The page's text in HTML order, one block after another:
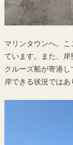
マリンタウンへ。
ています。また、
クルーズ船が寄港
岸できる状況ではあ